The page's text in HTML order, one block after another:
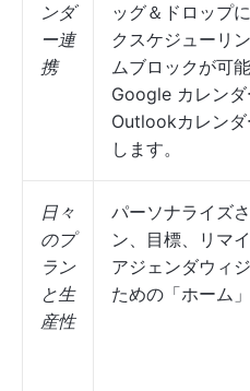
ンダ
ー連
携
ッグ＆ドロップ
クスケジューリ
ムブロックが可能
Google カレン
Outlookカレンダ
します。
日々
のプ
ラン
と生
産性
パーソナライズ
ン、目標、リマイ
アジェンダウィ
ための「ホーム